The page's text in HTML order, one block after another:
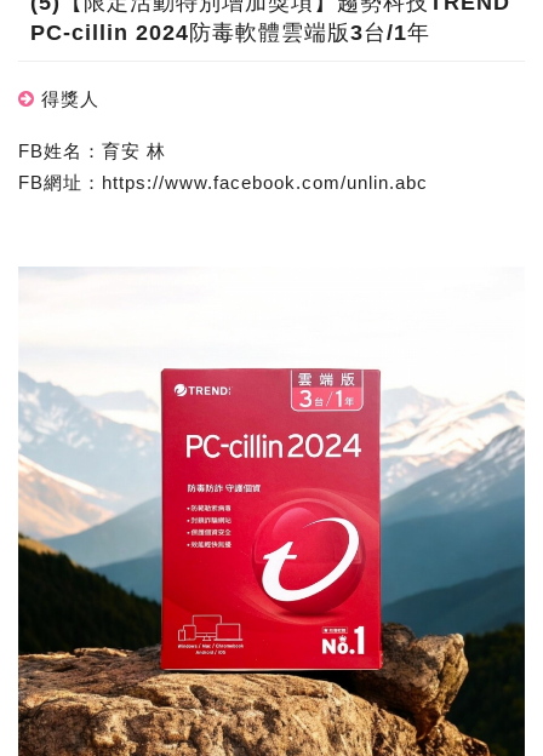
PC-cillin 2024防毒軟體雲端版3台/1年
得獎人
FB姓名：育安 林
FB網址：https://www.facebook.com/unlin.abc